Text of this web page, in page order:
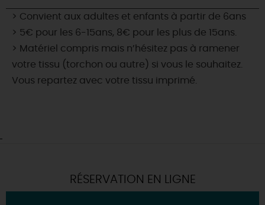
> Convient aux adultes et enfants à partir de 6ans
> 5€ pour les 6-15ans, 8€ pour les plus de 15ans.
> Matériel compris mais n’hésitez pas à ramener
votre tissu (torchon ou autre) si vous le souhaitez.
Vous repartez avec votre tissu imprimé.
RÉSERVATION EN LIGNE